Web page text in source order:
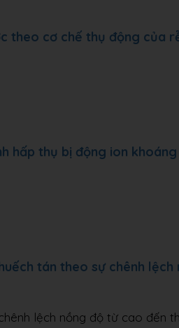
theo cơ chế thụ động của
hấp thụ bị động ion
tán theo sự chênh
lệch nồng độ từ cao đến